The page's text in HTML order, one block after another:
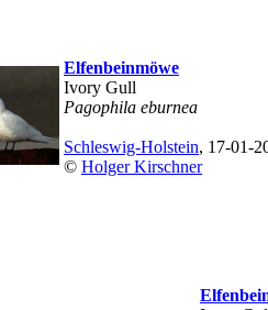
Elfenbeinmöwe
Ivory Gull
Pagophila eburnea
Schleswig-Holstein, 17-01-
© Holger Kirschner